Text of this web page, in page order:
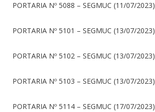
PORTARIA Nº 5088 – SEGMUC (11/07/2023)
PORTARIA Nº 5101 – SEGMUC (13/07/2023)
PORTARIA Nº 5102 – SEGMUC (13/07/2023)
PORTARIA Nº 5103 – SEGMUC (13/07/2023)
PORTARIA Nº 5114 – SEGMUC (17/07/2023)